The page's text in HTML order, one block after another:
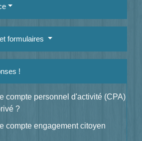
formulaires
!
compte personnel d'activité (CPA)
?
compte engagement citoyen